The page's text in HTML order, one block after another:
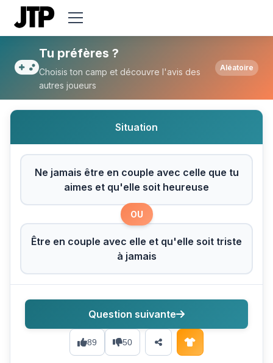
Tu préfères Ne jamais être en couple
Tu préfères ?
Choisis ton camp et découvre l'avis des
autres joueurs
Aléatoire
Situation
Ne jamais être en couple avec celle que tu
aimes et qu'elle soit heureuse
OU
Être en couple avec elle et qu'elle soit triste
à jamais
89 50
Question suivante